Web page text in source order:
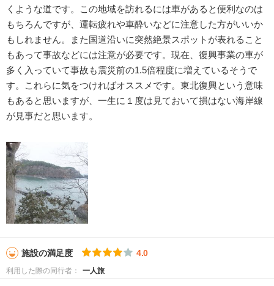
くような道です。この地域を訪れるには車があると便利なのは
もちろんですが、運転疲れや車酔いなどに注意した方がいいか
もしれません。また国道沿いに突然絶景スポットが表れること
もあって事故などには注意が必要です。現在、復興事業の車が
多く入っていて事故も震災前の1.5倍程度に増えているそうで
す。これらに気をつければオススメです。東北復興という意味
もあると思いますが、一生に１度は見ておいて損はない海岸線
が見事だと思います。
施設の満足度 4.0
利用した際の同行者： 一人旅